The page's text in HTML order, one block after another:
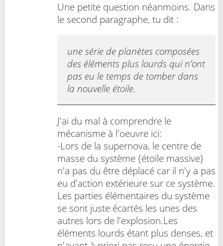
Une petite question néanmoins. Dans
le second paragraphe, tu dit :
une série de planètes composées
des éléments plus lourds qui n’ont
pas eu le temps de tomber dans
la nouvelle étoile.
J'ai du mal à comprendre le
mécanisme à l'oeuvre ici:
-Lors de la supernova, le centre de
masse du système {étoile massive}
n'a pas du être déplacé car il n'y a pas
eu d'action extérieure sur ce système.
Les parties élémentaires du système
se sont juste écartés les unes des
autres lors de l'explosion.Les
éléments lourds étant plus denses, et